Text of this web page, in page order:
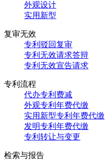
外观设计
实用新型
复审无效
专利驳回复审
专利无效请求答辩
专利无效宣告请求
专利流程
代办专利费减
外观专利年费代缴
实用新型专利年费代缴
发明专利年费代缴
专利转让与变更
检索与报告